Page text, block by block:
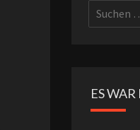
Suchen
nach:
ES